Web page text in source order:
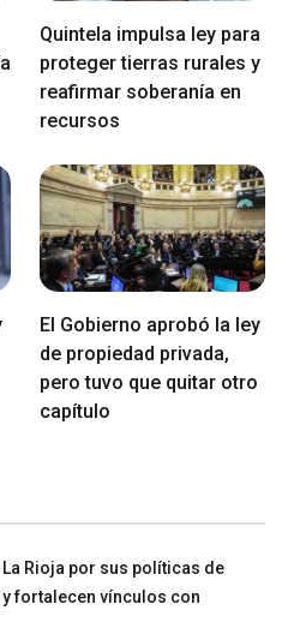
Quintela impulsa ley para
proteger tierras rurales y
reafirmar soberanía en
recursos
El Gobierno aprobó la ley
de propiedad privada,
pero tuvo que quitar otro
capítulo
La Rioja por sus políticas de
fortalecen vínculos con